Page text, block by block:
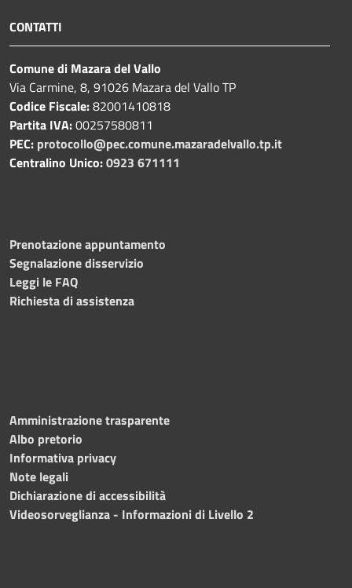
CONTATTI
Comune di Mazara del Vallo
Via Carmine, 8, 91026 Mazara del Vallo TP
Codice Fiscale:82001410818
Partita IVA:00257580811
PEC: protocollo@pec.comune.mazaradelvallo.tp.it
Centralino Unico:0923 671111
Prenotazione appuntamento
Segnalazione disservizio
Leggi le FAQ
Richiesta di assistenza
Amministrazione trasparente
Albo pretorio
Informativa privacy
Note legali
Dichiarazione di accessibilità
Videosorveglianza - Informazioni di Livello 2